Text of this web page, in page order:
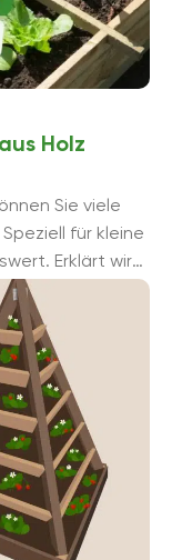
Holz
Sie viele
für kleine
Erklärt wird